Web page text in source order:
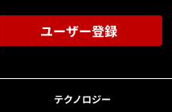
ユーザー登録
テクノロジー